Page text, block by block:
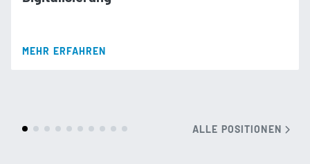
MEHR ERFAHREN
ALLE POSITIONEN